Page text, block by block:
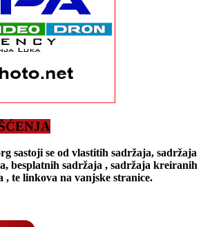
sastoji se od vlastitih sadržaja, sadržaja
besplatnih sadržaja , sadržaja kreiranih
, te linkova na vanjske stranice.